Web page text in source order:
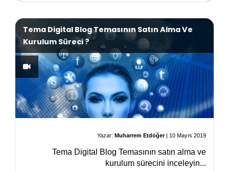
Tema Digital Blog Temasının Satın Alma Ve
Kurulum Süreci ?
Yazar: Muharrem Etdöğer| 10 Mayıs 2019
Tema Digital Blog Temasının satın alma ve
kurulum sürecini inceleyin...